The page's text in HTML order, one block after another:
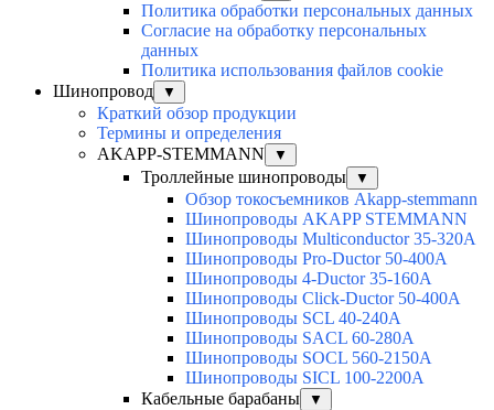
Политика обработки персональных данных
Согласие на обработку персональных
данных
Политика использования файлов cookie
Шинопровод
▼
Краткий обзор продукции
Термины и определения
AKAPP-STEMMANN
▼
Троллейные шинопроводы ▼
Обзор токосъемников Akapp-stemmann
Шинопроводы AKAPP STEMMANN
Шинопроводы Multiconductor 35-320А
Шинопроводы Pro-Ductor 50-400А
Шинопроводы 4-Ductor 35-160А
Шинопроводы Click-Ductor 50-400А
Шинопроводы SCL 40-240А
Шинопроводы SACL 60-280А
Шинопроводы SOCL 560-2150А
Шинопроводы SICL 100-2200А
Кабельные барабаны
▼